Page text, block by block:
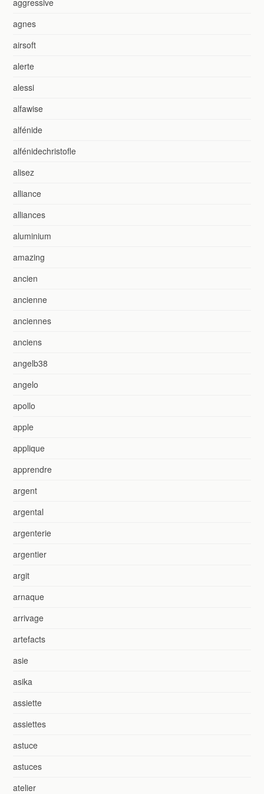
agnes
airsoft
alerte
alessi
alfawise
alfénide
alfénidechristofle
alisez
alliance
alliances
aluminium
amazing
ancien
ancienne
anciennes
anciens
angelb38
angelo
apollo
apple
applique
apprendre
argent
argental
argenterie
argentier
argit
arnaque
arrivage
artefacts
asie
asika
assiette
assiettes
astuce
astuces
atelier